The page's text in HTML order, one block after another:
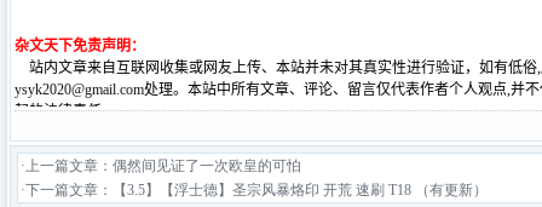
·上一篇文章： 偶然间见证了一次欧皇的可怕
·下一篇文章：
【3.5】【浮士德】圣宗风暴烙印 开荒 速刷 T18 （有更新）